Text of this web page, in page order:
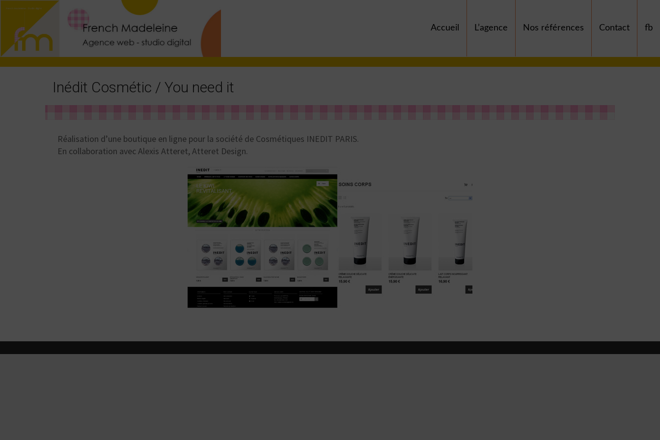
Accueil L’agence Nos références Contact fb
Inédit Cosmétic / You need it
Réalisation d’une boutique en ligne pour la société de Cosmétiques INEDIT PARIS.
En collaboration avec Alexis Atteret, Atteret Design.